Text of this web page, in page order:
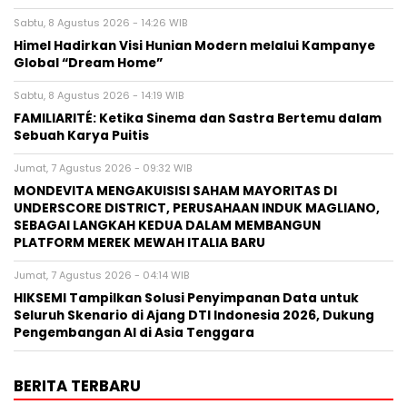
Sabtu, 8 Agustus 2026 - 14:26 WIB
Himel Hadirkan Visi Hunian Modern melalui Kampanye
Global “Dream Home”
Sabtu, 8 Agustus 2026 - 14:19 WIB
FAMILIARITÉ: Ketika Sinema dan Sastra Bertemu dalam
Sebuah Karya Puitis
Jumat, 7 Agustus 2026 - 09:32 WIB
MONDEVITA MENGAKUISISI SAHAM MAYORITAS DI
UNDERSCORE DISTRICT, PERUSAHAAN INDUK MAGLIANO,
SEBAGAI LANGKAH KEDUA DALAM MEMBANGUN
PLATFORM MEREK MEWAH ITALIA BARU
Jumat, 7 Agustus 2026 - 04:14 WIB
HIKSEMI Tampilkan Solusi Penyimpanan Data untuk
Seluruh Skenario di Ajang DTI Indonesia 2026, Dukung
Pengembangan AI di Asia Tenggara
BERITA TERBARU